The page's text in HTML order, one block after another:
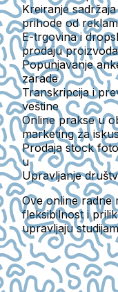
Kreiranje sadržaja
prihode od
E-trgovina i
prodaju proizvoda
Popunjavanje
zarade
Transkripcija i
veštine
Online prakseu
marketing za
Prodaja stock
u
Upravljanje
Ove online radne
fleksibilnost i
upravljaju